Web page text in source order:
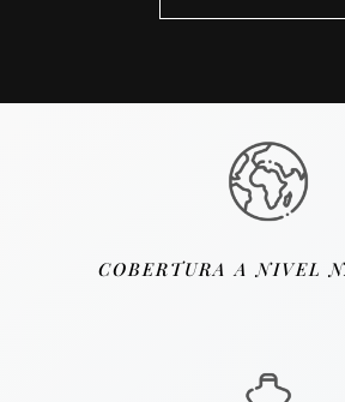
reconocidos por
la ética.
COBERTURA A NIVEL